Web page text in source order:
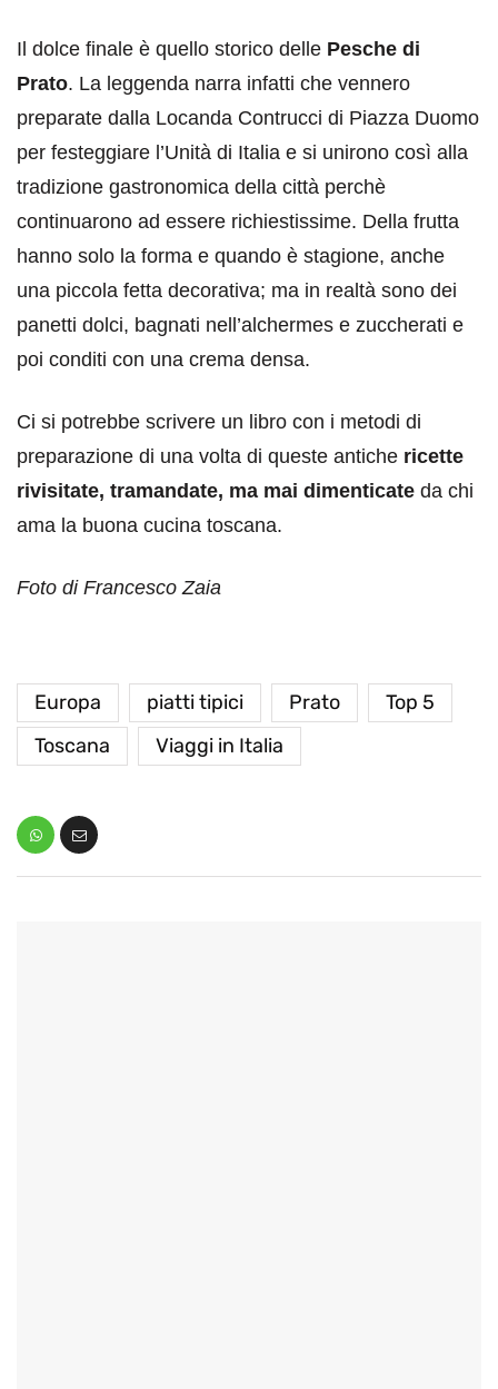
Il dolce finale è quello storico delle Pesche di
Prato. La leggenda narra infatti che vennero
preparate dalla Locanda Contrucci di Piazza Duomo
per festeggiare l’Unità di Italia e si unirono così alla
tradizione gastronomica della città perchè
continuarono ad essere richiestissime. Della frutta
hanno solo la forma e quando è stagione, anche
una piccola fetta decorativa; ma in realtà sono dei
panetti dolci, bagnati nell’alchermes e zuccherati e
poi conditi con una crema densa.
Ci si potrebbe scrivere un libro con i metodi di
preparazione di una volta di queste antiche ricette
rivisitate, tramandate, ma mai dimenticate da chi
ama la buona cucina toscana.
Foto di Francesco Zaia
Europa piatti tipici Prato
Top 5
Toscana
Viaggi in Italia